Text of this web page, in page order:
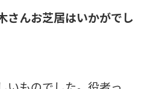
さんお芝居はいかがでし